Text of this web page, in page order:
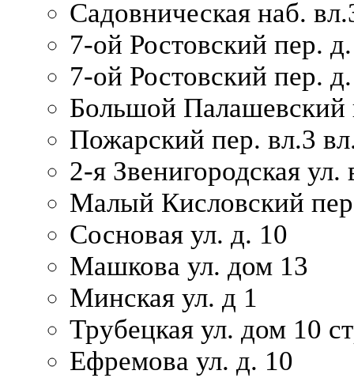
Садовническая наб.
7-ой Ростовский пер.
7-ой Ростовский пер.
Большой Палашевский
Пожарский пер. вл.3
2-я Звенигородская ул.
Малый Кисловский
Сосновая ул. д. 10
Машкова ул. дом 13
Минская ул. д 1
Трубецкая ул. дом 10
Ефремова ул. д. 10